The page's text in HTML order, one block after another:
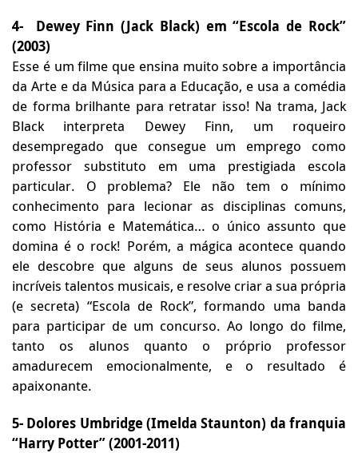
4- Dewey Finn (Jack Black) em “Escola de Rock”
(2003)
Esse é um filme que ensina muito sobre a importância
da Arte e da Música para a Educação, e usa a comédia
de forma brilhante para retratar isso! Na trama, Jack
Black interpreta Dewey Finn, um roqueiro
desempregado que consegue um emprego como
professor substituto em uma prestigiada escola
particular. O problema? Ele não tem o mínimo
conhecimento para lecionar as disciplinas comuns,
como História e Matemática… o único assunto que
domina é o rock! Porém, a mágica acontece quando
ele descobre que alguns de seus alunos possuem
incríveis talentos musicais, e resolve criar a sua própria
(e secreta) “Escola de Rock”, formando uma banda
para participar de um concurso. Ao longo do filme,
tanto os alunos quanto o próprio professor
amadurecem emocionalmente, e o resultado é
apaixonante.
5- Dolores Umbridge (Imelda Staunton) da franquia
“Harry Potter” (2001-2011)